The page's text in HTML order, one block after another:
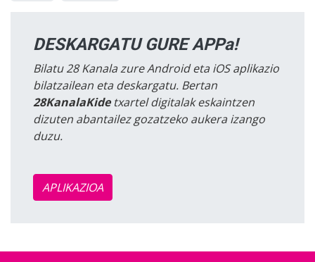
DESKARGATU GURE APPa!
Bilatu 28 Kanala zure Android eta iOS aplikazio
bilatzailean eta deskargatu. Bertan
28KanalaKidetxartel digitalak eskaintzen
dizuten abantailez gozatzeko aukera izango
duzu.
APLIKAZIOA